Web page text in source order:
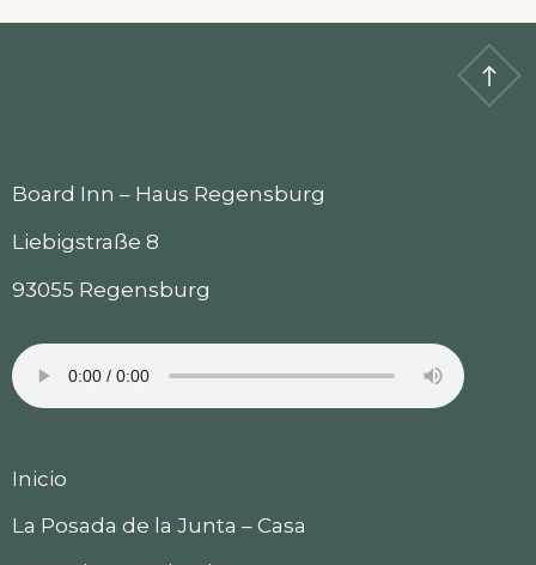
Board Inn – Haus Regensburg
Liebigstraße 8
93055 Regensburg
Inicio
La Posada de la Junta – Casa